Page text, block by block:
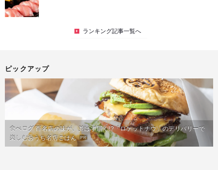
ランキング記事一覧へ
ピックアップ
食べログ 百名店の味が、並ばず届く!?「ロケットナウ」のデリバリーで
楽しむおうち名店ごはん PR